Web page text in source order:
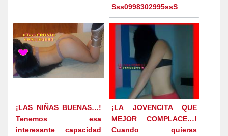
Sss0998302995ssS
¡LAS NIÑAS BUENAS…!
Tenemos esa
interesante capacidad
¡LA JOVENCITA QUE
MEJOR COMPLACE…!
Cuando quieras